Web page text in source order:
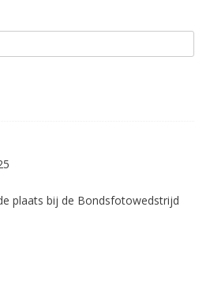
plaats bij de Bondsfotowedstrijd